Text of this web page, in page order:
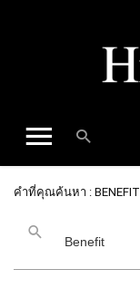
คำที่คุณค้นหา : BENEFIT